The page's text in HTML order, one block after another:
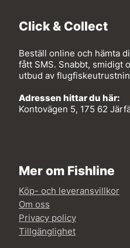
Click & Collect
Beställ online och hämta
fått SMS. Snabbt, smidigt
utbud av
Adressen hittar du här:
Kontovägen 5, 175 62
Mer om Fishline
Köp- och leveransvillkor
Om oss
Privacy policy
Tillgänglighet